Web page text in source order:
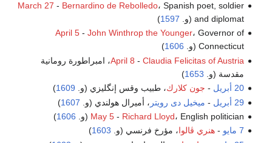
March 27 - Bernardino de Rebolledo، Spanish poet, soldier
and diplomat (و.
1597
)
April 5- John Winthrop the Younger، Governor of
Connecticut (و.
1606
)
April 8 - Claudia Felicitas of Austria
، امبراطورة رومانية
مقدسة (و. 1653
)
20 أبريل
- جون كلارك، طبيب وقس إنگليزي (و. 1609
)
29 أبريل
- ميخيل دى رويتر ، أميرال هولندي (و. 1607
)
May 5- Richard Lloyd، English politician (و. 1606
)
7 مايو
-هنري ڤالوا، مؤرخ فرنسي (و. 1603
)